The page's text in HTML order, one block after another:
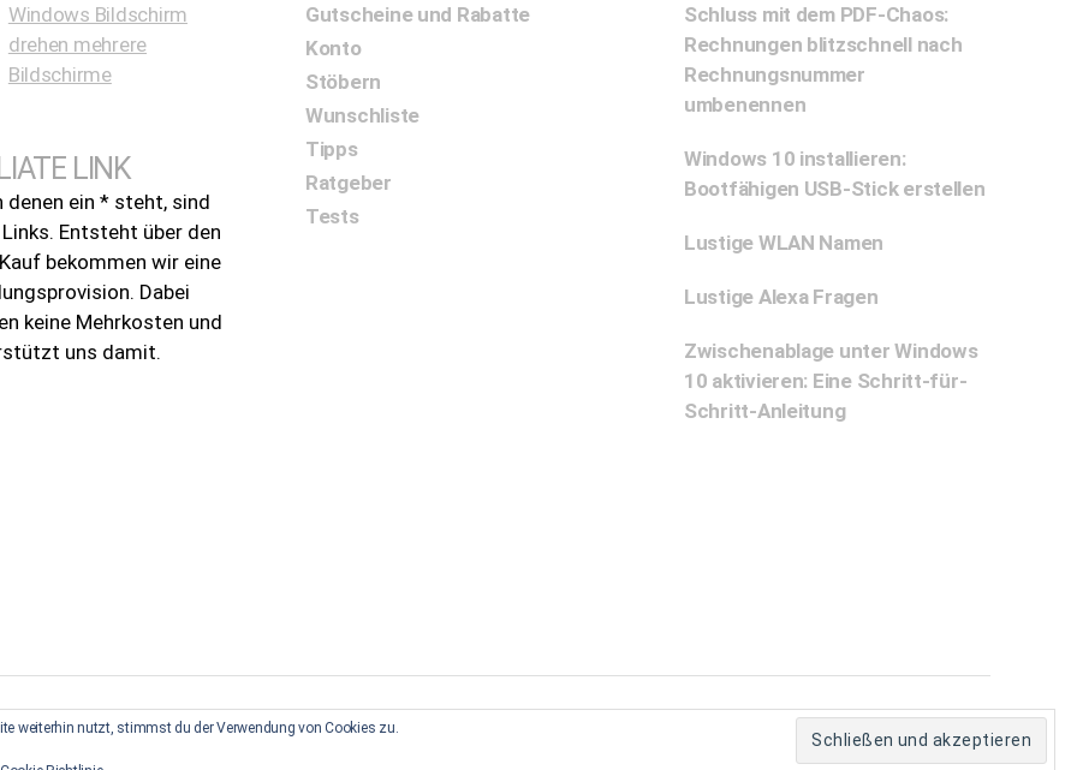
Windows Bildschirm
drehen mehrere
Bildschirme
LINK
denen ein * steht, sind
Entsteht über den
bekommen wir eine
Dabei
keine Mehrkosten und
uns damit.
Gutscheine und Rabatte
Konto
Stöbern
Wunschliste
Tipps
Ratgeber
Tests
Schluss mit dem PDF-Chaos:
Rechnungen blitzschnell nach
Rechnungsnummer
umbenennen
Windows 10 installieren:
Bootfähigen USB-Stick erstellen
Lustige WLAN Namen
Lustige Alexa Fragen
Zwischenablage unter Windows
10 aktivieren: Eine Schritt-für-
Schritt-Anleitung
weiterhin nutzt, stimmst du der Verwendung von Cookies zu.